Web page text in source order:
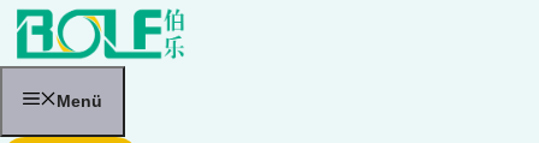
İçeriğe
atla
Menü